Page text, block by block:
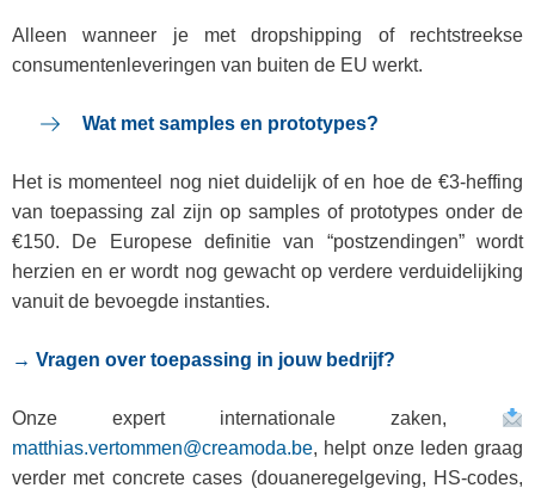
Alleen wanneer je met dropshipping of rechtstreekse
consumentenleveringen van buiten de EU werkt.
Wat met samples en prototypes?
Het is momenteel nog niet duidelijk of en hoe de €3-heffing
van toepassing zal zijn op samples of prototypes onder de
€150. De Europese definitie van “postzendingen” wordt
herzien en er wordt nog gewacht op verdere verduidelijking
vanuit de bevoegde instanties.
→ Vragen over toepassing in jouw bedrijf?
Onze expert internationale zaken,
matthias.vertommen@creamoda.be, helpt onze leden graag
verder met concrete cases (douaneregelgeving, HS‑codes,